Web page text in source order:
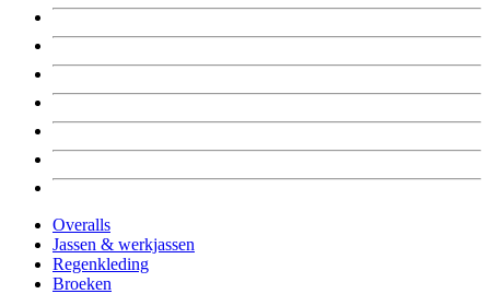
Overalls
Jassen & werkjassen
Regenkleding
Broeken